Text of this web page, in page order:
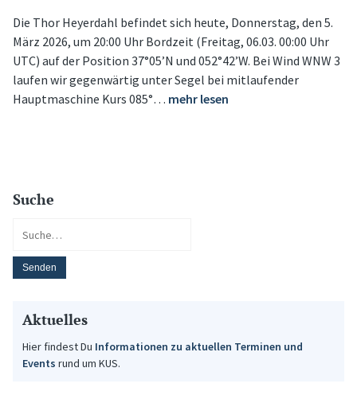
Die Thor Heyerdahl befindet sich heute, Donnerstag, den 5.
März 2026, um 20:00 Uhr Bordzeit (Freitag, 06.03. 00:00 Uhr
UTC) auf der Position 37°05’N und 052°42’W. Bei Wind WNW 3
laufen wir gegenwärtig unter Segel bei mitlaufender
Hauptmaschine Kurs 085°… mehr lesen
Suche
Aktuelles
Hier findest Du Informationen zu aktuellen Terminen und
Events rund um KUS.